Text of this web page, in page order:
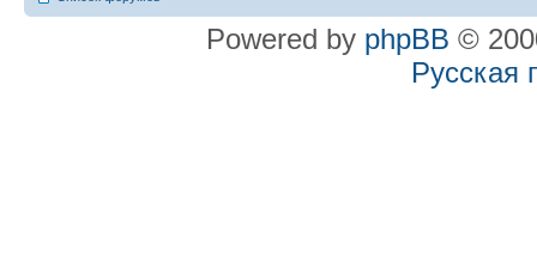
Powered by phpBB ©
Русская